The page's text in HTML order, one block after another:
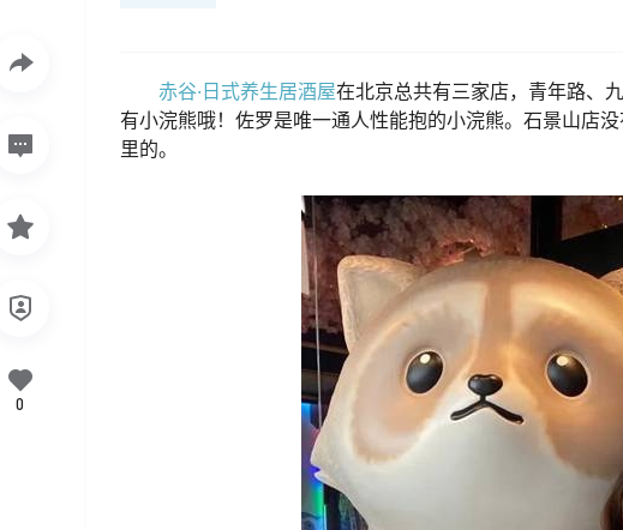
赤谷·日式养生居酒屋在北京总共有三家店，青年路、
有小浣熊哦！佐罗是唯一通人性能抱的小浣熊。石景山店
里的。
0